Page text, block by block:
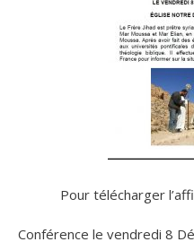
Pour télécharger
Conférence le vendredi 8